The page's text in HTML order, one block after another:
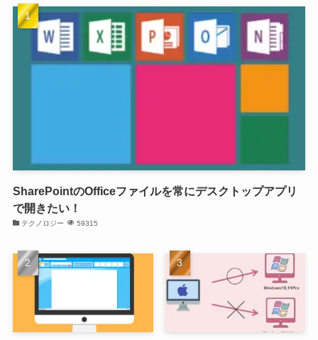
SharePointのOfficeファイルを常にデスクトップアプリ
で開きたい！
テクノロジー 59315